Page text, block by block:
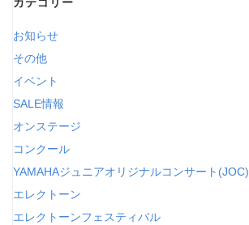
お知らせ
その他
イベント
SALE情報
オンステージ
コンクール
YAMAHAジュニアオリジナルコンサート(JOC)
エレクトーン
エレクトーンフェスティバル